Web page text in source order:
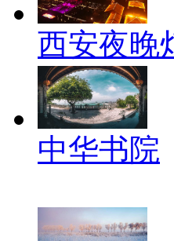
西安夜晚
中华书院